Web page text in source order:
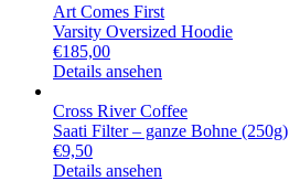
Art Comes First
Varsity Oversized Hoodie
€185,00
Details ansehen
Cross River Coffee
Saati Filter – ganze Bohne (250g)
€9,50
Details ansehen